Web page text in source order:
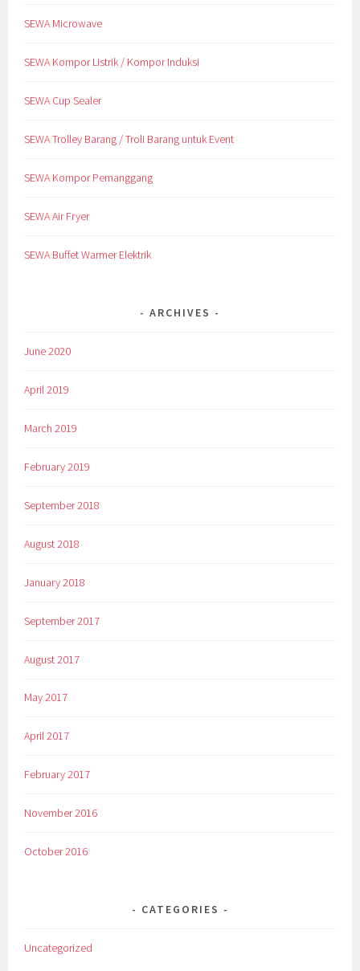
SEWA Microwave
SEWA Kompor Listrik / Kompor Induksi
SEWA Cup Sealer
SEWA Trolley Barang / Troli Barang untuk Event
SEWA Kompor Pemanggang
SEWA Air Fryer
SEWA Buffet Warmer Elektrik
ARCHIVES
June 2020
April 2019
March 2019
February 2019
September 2018
August 2018
January 2018
September 2017
August 2017
May 2017
April 2017
February 2017
November 2016
October 2016
CATEGORIES
Uncategorized